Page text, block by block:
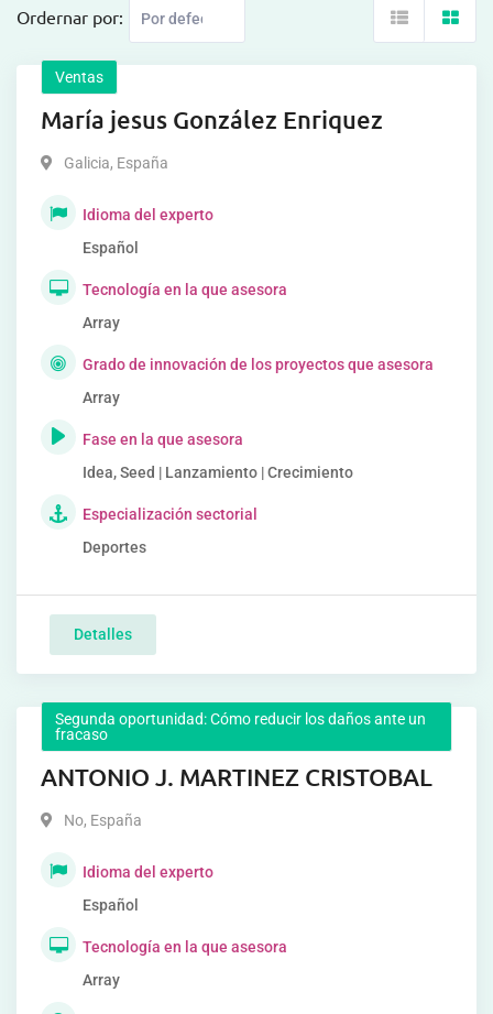
Ordernar por:
Ventas
María jesus González Enriquez
Galicia, España
Idioma del experto
Español
Tecnología en la que asesora
Array
Grado de innovación de los proyectos que asesora
Array
Fase en la que asesora
Idea, Seed | Lanzamiento | Crecimiento
Especialización sectorial
Deportes
Detalles
Segunda oportunidad: Cómo reducir los daños ante un
fracaso
ANTONIO J. MARTINEZ CRISTOBAL
No, España
Idioma del experto
Español
Tecnología en la que asesora
Array